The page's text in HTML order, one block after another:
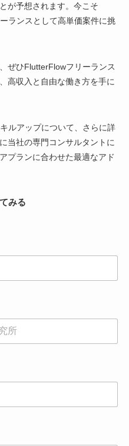
が予想されます。今こそ
ランスとして高単価案件に挑
ぜひFlutterFlowフリーランス
高収入と自由な働き方を手に
ルアップについて、さらに詳
当社の専門コンサルタントに
プランに合わせた最適なアド
みる